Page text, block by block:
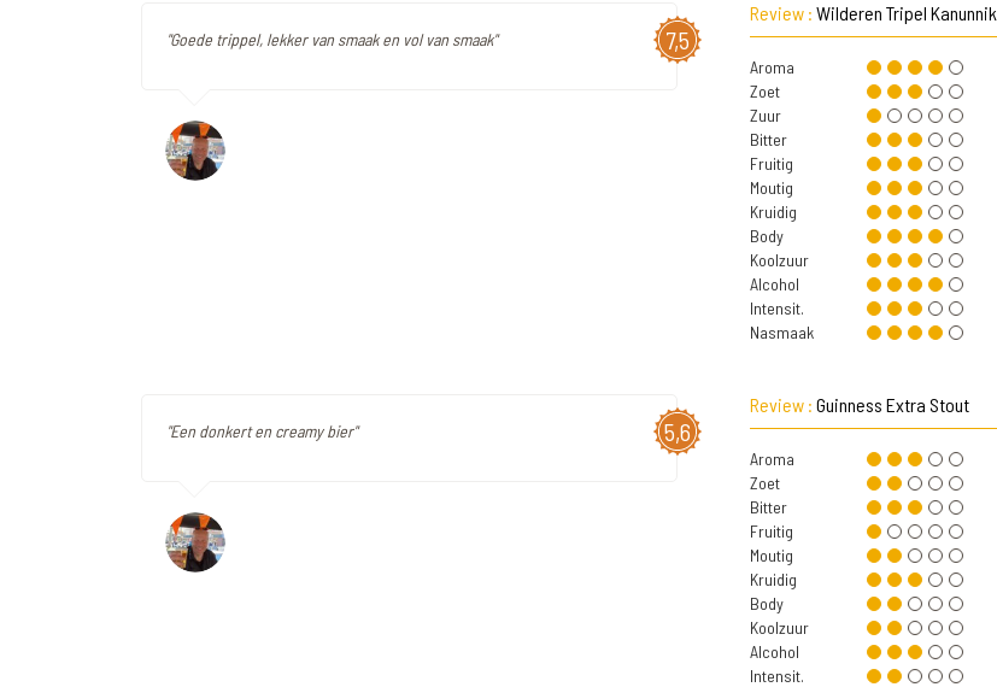
7,5
"Goede trippel, lekker van smaak en vol van smaak"
Review : Wilderen Tripel Kanunnik
Aroma
Zoet
Zuur
Bitter
Fruitig
Moutig
Kruidig
Body
Koolzuur
Alcohol
Intensit.
Nasmaak
5,6
"Een donkert en creamy bier"
Review : Guinness Extra Stout
Aroma
Zoet
Bitter
Fruitig
Moutig
Kruidig
Body
Koolzuur
Alcohol
Intensit.